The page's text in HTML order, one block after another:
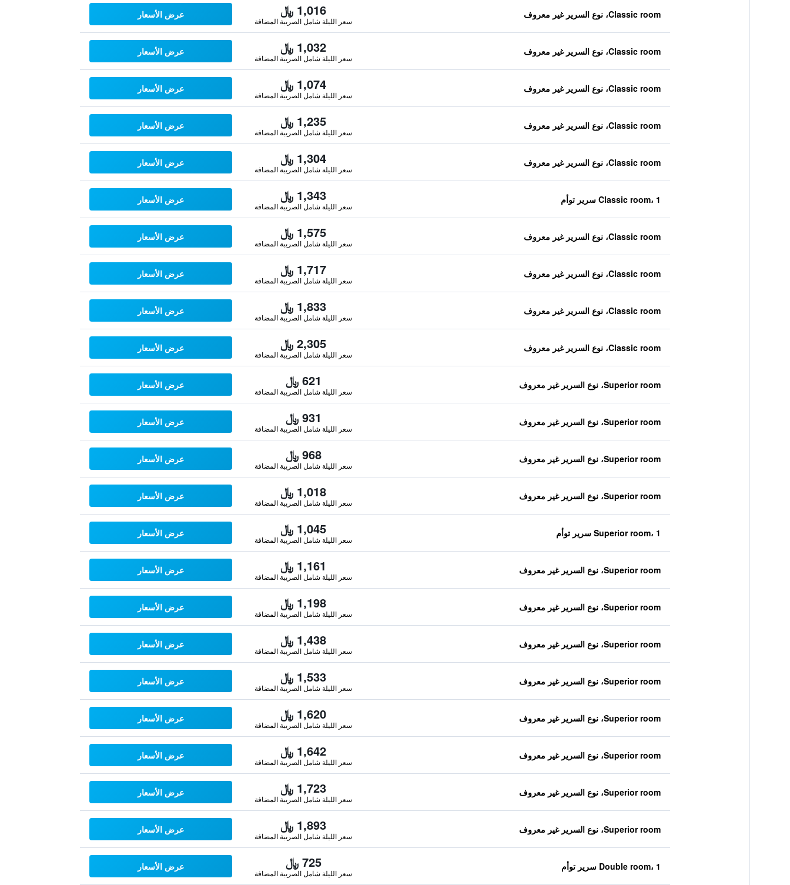
Classic room، نوع السرير غير معروف 1,016 ﷼
سعر الليلة شامل الصريبة المضافة
عرض الأسعار
Classic room، نوع السرير غير معروف 1,032 ﷼
سعر الليلة شامل الصريبة المضافة
عرض الأسعار
Classic room، نوع السرير غير معروف 1,074 ﷼
سعر الليلة شامل الصريبة المضافة
عرض الأسعار
Classic room، نوع السرير غير معروف 1,235 ﷼
سعر الليلة شامل الصريبة المضافة
عرض الأسعار
Classic room، نوع السرير غير معروف 1,304 ﷼
سعر الليلة شامل الصريبة المضافة
عرض الأسعار
Classic room، 1 سرير توأم 1,343 ﷼
سعر الليلة شامل الصريبة المضافة
عرض الأسعار
Classic room، نوع السرير غير معروف 1,575 ﷼
سعر الليلة شامل الصريبة المضافة
عرض الأسعار
Classic room، نوع السرير غير معروف 1,717 ﷼
سعر الليلة شامل الصريبة المضافة
عرض الأسعار
Classic room، نوع السرير غير معروف 1,833 ﷼
سعر الليلة شامل الصريبة المضافة
عرض الأسعار
Classic room، نوع السرير غير معروف 2,305 ﷼
سعر الليلة شامل الصريبة المضافة
عرض الأسعار
Superior room، نوع السرير غير معروف 621 ﷼
سعر الليلة شامل الصريبة المضافة
عرض الأسعار
Superior room، نوع السرير غير معروف 931 ﷼
سعر الليلة شامل الصريبة المضافة
عرض الأسعار
Superior room، نوع السرير غير معروف 968 ﷼
سعر الليلة شامل الصريبة المضافة
عرض الأسعار
Superior room، نوع السرير غير معروف 1,018 ﷼
سعر الليلة شامل الصريبة المضافة
عرض الأسعار
Superior room، 1 سرير توأم 1,045 ﷼
سعر الليلة شامل الصريبة المضافة
عرض الأسعار
Superior room، نوع السرير غير معروف 1,161 ﷼
سعر الليلة شامل الصريبة المضافة
عرض الأسعار
Superior room، نوع السرير غير معروف 1,198 ﷼
سعر الليلة شامل الصريبة المضافة
عرض الأسعار
Superior room، نوع السرير غير معروف 1,438 ﷼
سعر الليلة شامل الصريبة المضافة
عرض الأسعار
Superior room، نوع السرير غير معروف 1,533 ﷼
سعر الليلة شامل الصريبة المضافة
عرض الأسعار
Superior room، نوع السرير غير معروف 1,620 ﷼
سعر الليلة شامل الصريبة المضافة
عرض الأسعار
Superior room، نوع السرير غير معروف 1,642 ﷼
سعر الليلة شامل الصريبة المضافة
عرض الأسعار
Superior room، نوع السرير غير معروف 1,723 ﷼
سعر الليلة شامل الصريبة المضافة
عرض الأسعار
Superior room، نوع السرير غير معروف 1,893 ﷼
سعر الليلة شامل الصريبة المضافة
عرض الأسعار
Double room، 1 سرير توأم 725 ﷼
سعر الليلة شامل الصريبة المضافة
عرض الأسعار